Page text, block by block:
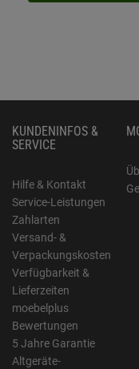
KUNDENINFOS &
SERVICE
Hilfe & Kontakt
Service-Leistungen
Zahlarten
Versand- &
Verpackungskosten
Verfügbarkeit &
Lieferzeiten
moebelplus
Bewertungen
5 Jahre Garantie
Altgeräte-